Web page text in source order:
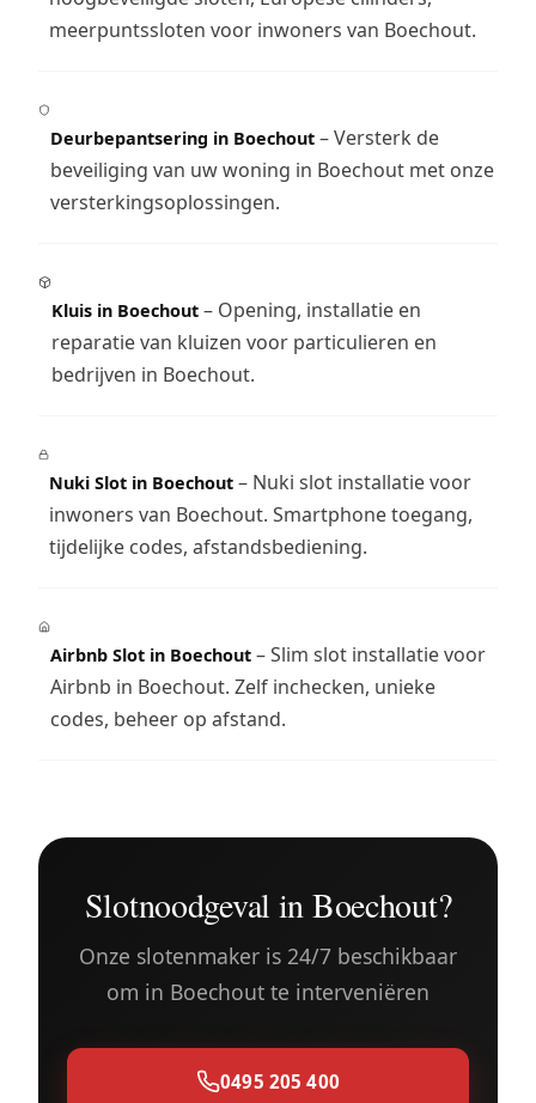
meerpuntssloten voor inwoners van Boechout.
Deurbepantsering in Boechout – Versterk de
beveiliging van uw woning in Boechout met onze
versterkingsoplossingen.
Kluis in Boechout – Opening, installatie en
reparatie van kluizen voor particulieren en
bedrijven in Boechout.
Nuki Slot in Boechout – Nuki slot installatie voor
inwoners van Boechout. Smartphone toegang,
tijdelijke codes, afstandsbediening.
Airbnb Slot in Boechout – Slim slot installatie voor
Airbnb in Boechout. Zelf inchecken, unieke
codes, beheer op afstand.
Slotnoodgeval in Boechout?
Onze slotenmaker is 24/7 beschikbaar
om in Boechout te interveniëren
0495 205 400